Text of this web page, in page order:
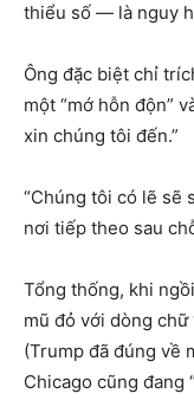
thiểu số — là nguy
Ông đặc biệt chỉ
một “mớ hỗn độn”
xin chúng tôi đến.”
“Chúng tôi có lẽ sẽ
nơi tiếp theo sau
Tổng thống, khi
mũ đỏ với dòng chữ
(Trump đã đúng về
Chicago cũng đang